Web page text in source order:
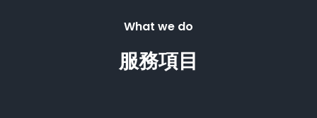
What we do
服務項目